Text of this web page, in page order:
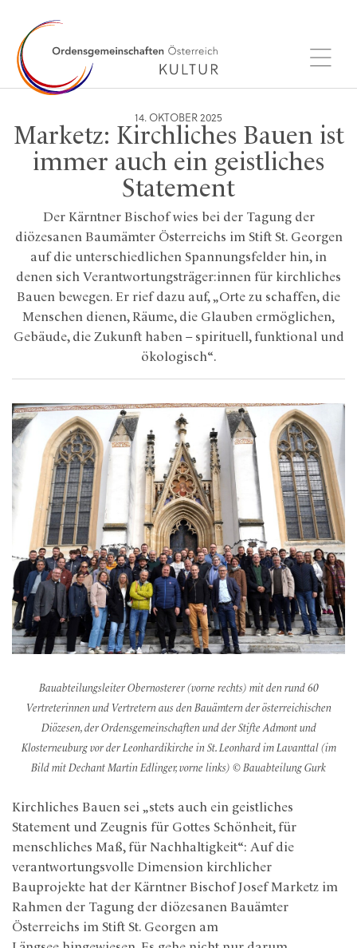
14. OKTOBER 2025
Marketz: Kirchliches Bauen ist
immer auch ein geistliches
Statement
Der Kärntner Bischof wies bei der Tagung der
diözesanen Baumämter Österreichs im Stift St. Georgen
auf die unterschiedlichen Spannungsfelder hin, in
denen sich Verantwortungsträger:innen für kirchliches
Bauen bewegen. Er rief dazu auf, „Orte zu schaffen, die
Menschen dienen, Räume, die Glauben ermöglichen,
Gebäude, die Zukunft haben – spirituell, funktional und
ökologisch“.
Bauabteilungsleiter Obernosterer (vorne rechts) mit den rund 60
Vertreterinnen und Vertretern aus den Bauämtern der österreichischen
Diözesen, der Ordensgemeinschaften und der Stifte Admont und
Klosterneuburg vor der Leonhardikirche in St. Leonhard im Lavanttal (im
Bild mit Dechant Martin Edlinger, vorne links) © Bauabteilung Gurk
Kirchliches Bauen sei „stets auch ein geistliches
Statement und Zeugnis für Gottes Schönheit, für
menschliches Maß, für Nachhaltigkeit“: Auf die
verantwortungsvolle Dimension kirchlicher
Bauprojekte hat der Kärntner Bischof Josef Marketz im
Rahmen der Tagung der diözesanen Bauämter
Österreichs im Stift St. Georgen am